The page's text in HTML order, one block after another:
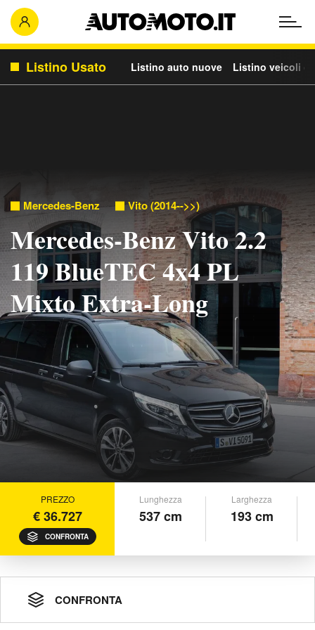
Listino Usato Listino auto nuove Listino veicoli
Mercedes-Benz Vito (2014-->>)
Mercedes-Benz Vito 2.2
119 BlueTEC 4x4 PL
Mixto Extra-Long
PREZZO
€ 36.727
CONFRONTA
Lunghezza
537 cm
Larghezza
193 cm
CONFRONTA